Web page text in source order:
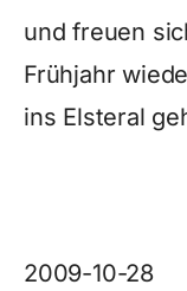
und freuen
Frühjahr
ins Elsteral
2009-10-28